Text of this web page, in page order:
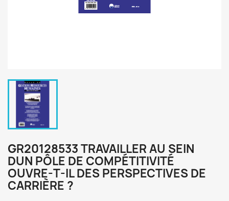
GR20128533 TRAVAILLER AU SEIN
DUN PÔLE DE COMPÉTITIVITÉ
OUVRE-T-IL DES PERSPECTIVES DE
CARRIÈRE ?